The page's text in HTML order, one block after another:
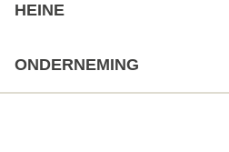
HEINE
ONDERNEMING